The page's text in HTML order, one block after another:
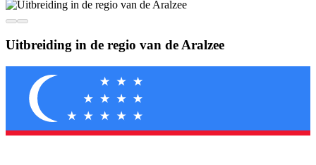
Uitbreiding in de regio van de Aralzee